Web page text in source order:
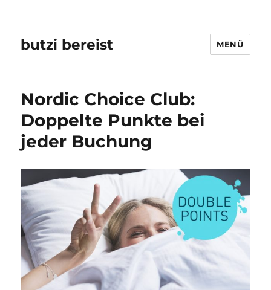
butzi bereist MENÜ
Nordic Choice Club:
Doppelte Punkte bei
jeder Buchung